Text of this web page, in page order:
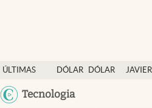
ÚLTIMAS
NOTICIAS
DÓLAR
DÓLAR
JAVIER
Tecnologia
Dólar
Members